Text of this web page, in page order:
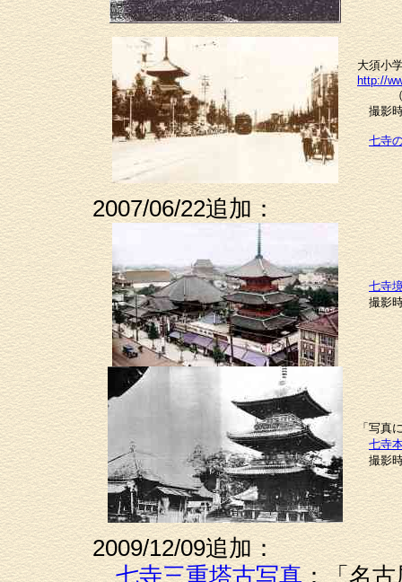
大須小
http://
（出
撮影時
七寺
2007/06/22追加：
七寺
撮影時
「写真
七寺
撮影時
2009/12/09追加：
七寺三重塔古写真：「名